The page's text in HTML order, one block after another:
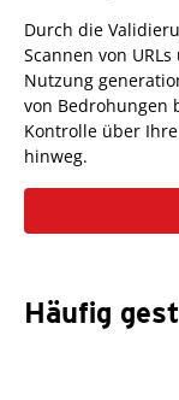
Durch die
Scannen von
Nutzung
von Bedrohungen
Kontrolle über
hinweg.
Häufig